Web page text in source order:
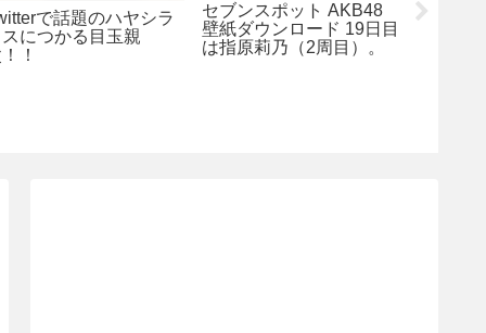
で話題のハヤシラ
につかる目玉親
！
セブンスポット AKB48
壁紙ダウンロード 19日目
は指原莉乃（2周目）。
マクド